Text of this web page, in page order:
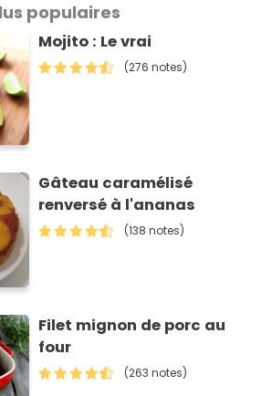
populaires
Mojito : Le vrai
(276 notes)
Gâteau caramélisé
renversé à l'ananas
(138 notes)
Filet mignon de porc au
four
(263 notes)